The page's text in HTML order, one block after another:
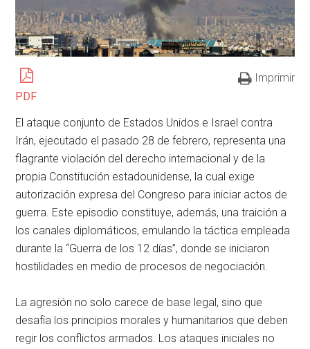
PDF
Imprimir
El ataque conjunto de Estados Unidos e Israel contra
Irán, ejecutado el pasado 28 de febrero, representa una
flagrante violación del derecho internacional y de la
propia Constitución estadounidense, la cual exige
autorización expresa del Congreso para iniciar actos de
guerra. Este episodio constituye, además, una traición a
los canales diplomáticos, emulando la táctica empleada
durante la “Guerra de los 12 días”, donde se iniciaron
hostilidades en medio de procesos de negociación.
La agresión no solo carece de base legal, sino que
desafía los principios morales y humanitarios que deben
regir los conflictos armados. Los ataques iniciales no